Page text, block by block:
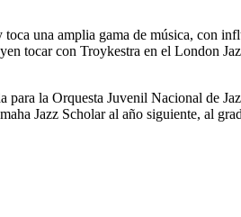
una amplia gama de música, con
tocar con Troykestra en el London
la Orquesta Juvenil Nacional de
Jazz Scholar al año siguiente, al